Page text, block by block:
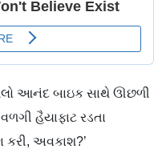
આનંદ બાઇક સાથે ઊછળી
હૈયાફાટ રડતા
કરી, અવકાશ?’